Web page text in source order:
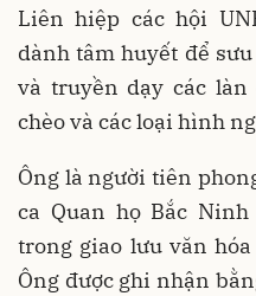
Liên hiệp các hội
dành tâm huyết để
và truyền dạy các
chèo và các loại hình
Ông là người tiên
ca Quan họ Bắc
trong giao lưu văn
Ông được ghi nhận